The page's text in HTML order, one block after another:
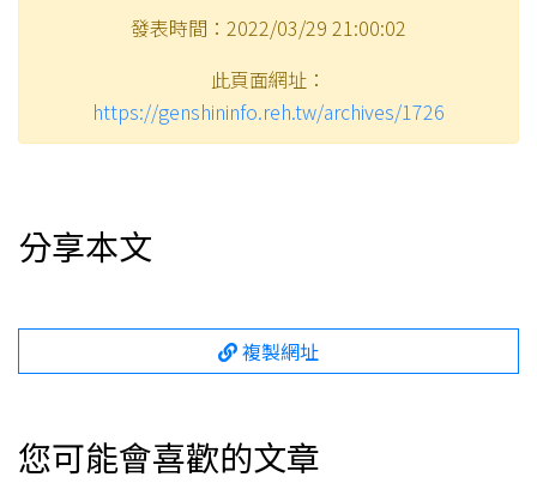
發表時間：2022/03/29 21:00:02
此頁面網址：
https://genshininfo.reh.tw/archives/1726
分享本文
複製網址
您可能會喜歡的文章